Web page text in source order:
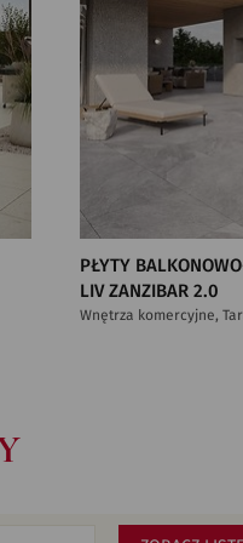
PŁYTY
LIV ZANZIBAR 2.0
Wnętrza komercyjne,